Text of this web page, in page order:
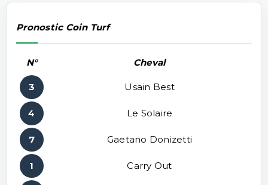
Pronostic Coin Turf
N° Cheval
3 Usain Best
4 Le Solaire
7 Gaetano Donizetti
1 Carry Out